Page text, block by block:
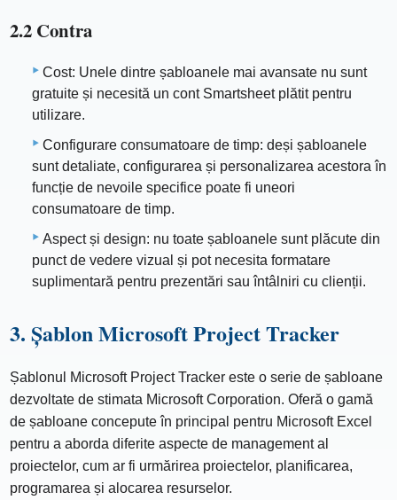
2.2 Contra
Cost: Unele dintre șabloanele mai avansate nu sunt
gratuite și necesită un cont Smartsheet plătit pentru
utilizare.
Configurare consumatoare de timp: deși șabloanele
sunt detaliate, configurarea și personalizarea acestora în
funcție de nevoile specifice poate fi uneori
consumatoare de timp.
Aspect și design: nu toate șabloanele sunt plăcute din
punct de vedere vizual și pot necesita formatare
suplimentară pentru prezentări sau întâlniri cu clienții.
3. Șablon Microsoft Project Tracker
Șablonul Microsoft Project Tracker este o serie de șabloane
dezvoltate de stimata Microsoft Corporation. Oferă o gamă
de șabloane concepute în principal pentru Microsoft Excel
pentru a aborda diferite aspecte de management al
proiectelor, cum ar fi urmărirea proiectelor, planificarea,
programarea și alocarea resurselor.